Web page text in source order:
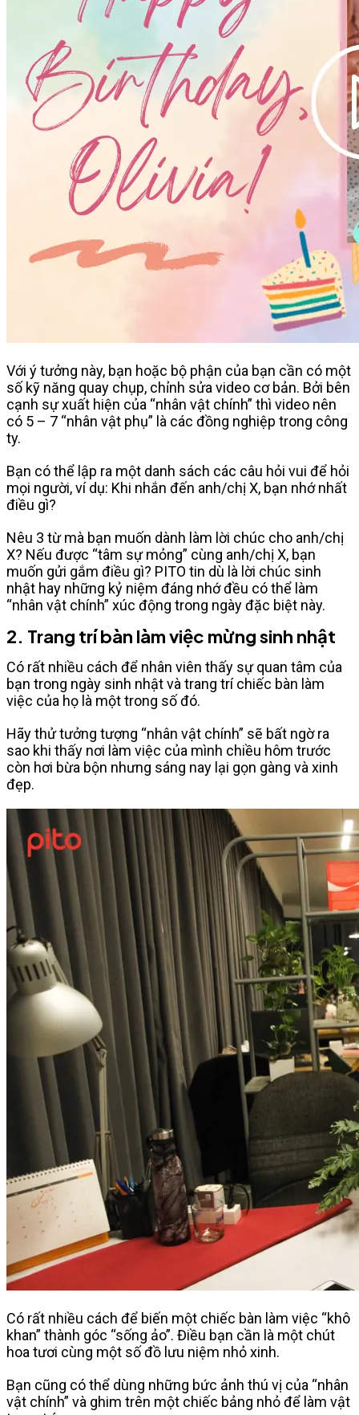
Với ý tưởng này, bạn hoặc bộ phận của bạn cần có một
số kỹ năng quay chụp, chỉnh sửa video cơ bản. Bởi bên
cạnh sự xuất hiện của “nhân vật chính” thì video nên
có 5 – 7 “nhân vật phụ” là các đồng nghiệp trong công
ty.
Bạn có thể lập ra một danh sách các câu hỏi vui để hỏi
mọi người, ví dụ: Khi nhắn đến anh/chị X, bạn nhớ nhất
điều gì?
Nêu 3 từ mà bạn muốn dành làm lời chúc cho anh/chị
X? Nếu được “tâm sự mỏng” cùng anh/chị X, bạn
muốn gửi gắm điều gì? PITO tin dù là lời chúc sinh
nhật hay những kỷ niệm đáng nhớ đều có thể làm
“nhân vật chính” xúc động trong ngày đặc biệt này.
2. Trang trí bàn làm việc mừng sinh nhật
Có rất nhiều cách để nhân viên thấy sự quan tâm của
bạn trong ngày sinh nhật và trang trí chiếc bàn làm
việc của họ là một trong số đó.
Hãy thử tưởng tượng “nhân vật chính” sẽ bất ngờ ra
sao khi thấy nơi làm việc của mình chiều hôm trước
còn hơi bừa bộn nhưng sáng nay lại gọn gàng và xinh
đẹp.
Có rất nhiều cách để biến một chiếc bàn làm việc “khô
khan” thành góc “sống ảo”. Điều bạn cần là một chút
hoa tươi cùng một số đồ lưu niệm nhỏ xinh.
Bạn cũng có thể dùng những bức ảnh thú vị của “nhân
vật chính” và ghim trên một chiếc bảng nhỏ để làm vật